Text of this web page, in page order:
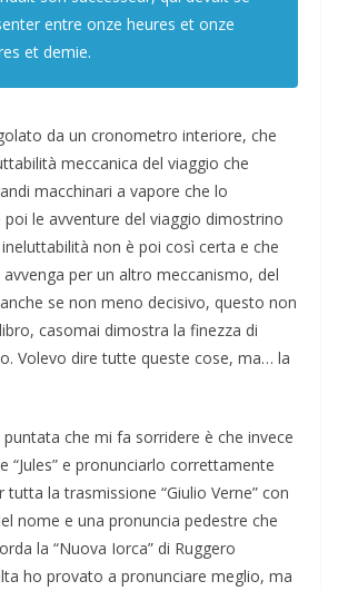
entre onze heures et onze
et demie.
da un cronometro interiore, che
meccanica del viaggio che
macchinari a vapore che lo
le avventure del viaggio dimostrino
non è poi così certa e che
per un altro meccanismo, del
se non meno decisivo, questo non
casomai dimostra la finezza di
Volevo dire tutte queste cose, ma… la
puntata che mi fa sorridere è che invece
“Jules” e pronunciarlo correttamente
tutta la trasmissione “Giulio Verne” con
nome e una pronuncia pedestre che
la “Nuova Iorca” di Ruggero
ho provato a pronunciare meglio, ma